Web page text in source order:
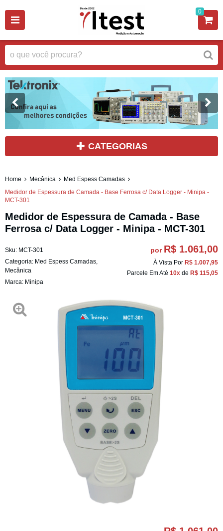
0
CATEGORIAS
Home Mecânica
Med Espess Camadas
Medidor de Espessura de Camada - Base Ferrosa c/ Data Logger - Minipa -
MCT-301
Medidor de Espessura de Camada - Base
Ferrosa c/ Data Logger - Minipa - MCT-301
Sku: MCT-301
Categoria: Med Espess Camadas,
Mecânica
Marca: Minipa
por R$ 1.061,00
À Vista Por R$ 1.007,95
Parcele Em Até 10x de R$ 115,05